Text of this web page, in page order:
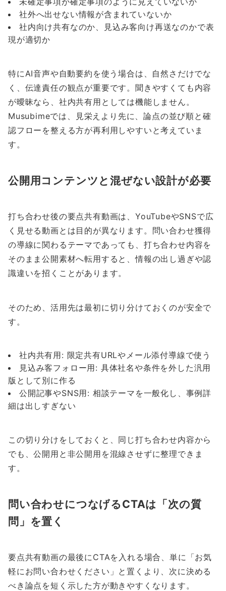
社外へ出せない情報が含まれていないか
社内向け共有なのか、見込み客向け再送なのかで表
現が適切か
特にAI音声や自動要約を使う場合は、自然さだけでな
く、伝達責任の観点が重要です。聞きやすくても内容
が曖昧なら、社内共有用としては機能しません。
Musubimeでは、見栄えより先に、論点の並び順と確
認フローを整える方が再利用しやすいと考えていま
す。
公開用コンテンツと混ぜない設計が必要
打ち合わせ後の要点共有動画は、YouTubeやSNSで広
く見せる動画とは目的が異なります。問い合わせ獲得
の導線に関わるテーマであっても、打ち合わせ内容を
そのまま公開素材へ転用すると、情報の出し過ぎや認
識違いを招くことがあります。
そのため、活用先は最初に切り分けておくのが安全で
す。
社内共有用: 限定共有URLやメール添付導線で使う
見込み客フォロー用: 具体社名や条件を外した汎用
版として別に作る
公開記事やSNS用: 相談テーマを一般化し、事例詳
細は出しすぎない
この切り分けをしておくと、同じ打ち合わせ内容から
でも、公開用と非公開用を混線させずに整理できま
す。
問い合わせにつなげるCTAは「次の質
問」を置く
要点共有動画の最後にCTAを入れる場合、単に「お気
軽にお問い合わせください」と置くより、次に決める
べき論点を短く示した方が動きやすくなります。